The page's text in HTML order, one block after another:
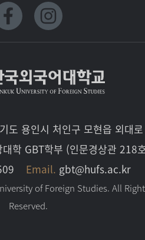
도 용인시 처인구 모현읍 외대
학 GBT학부 (인문경상관 218
Email. gbt@hufs.ac.kr
of Foreign Studies. All
Reserved.